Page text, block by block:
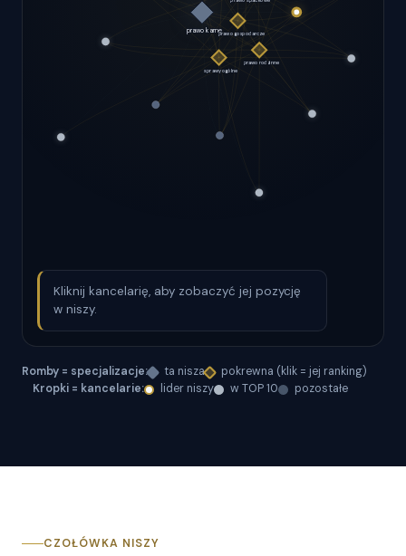
Kliknij kancelarię, aby zobaczyć jej pozycję
w niszy.
Romby = specjalizacje: ta nisza
pokrewna (klik = jej ranking)
Kropki = kancelarie:
lider niszy w TOP 10 pozostałe
CZOŁÓWKA NISZY